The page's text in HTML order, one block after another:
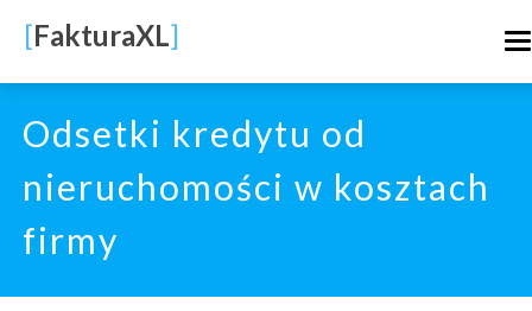
main
content
[FakturaXL]
Odsetki kredytu od
nieruchomości w kosztach
firmy